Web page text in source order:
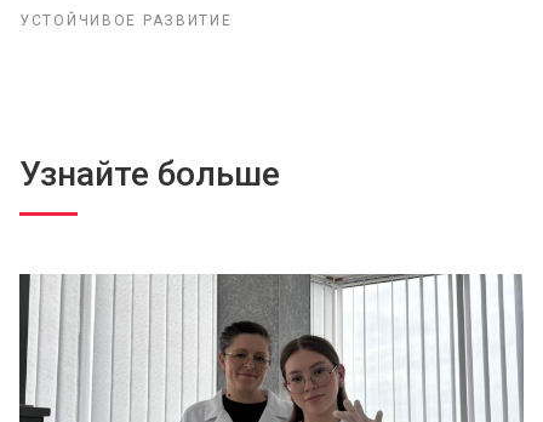
УСТОЙЧИВОЕ РАЗВИТИЕ
Узнайте больше